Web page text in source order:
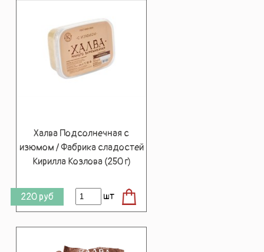
Халва Подсолнечная с
изюмом / Фабрика сладостей
Кирилла Козлова (250 г)
220 руб шт